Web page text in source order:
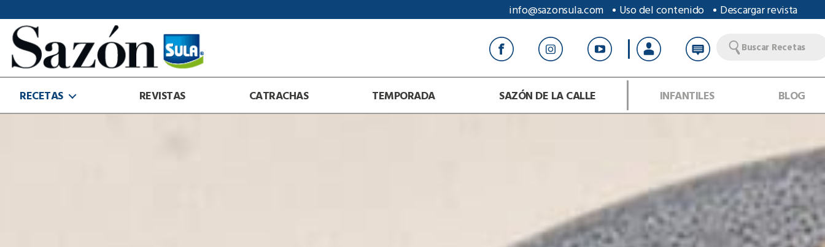
info@sazonsula.com Uso del contenido Descargar revista
Sazón
Sula
Buscar Recetas
RECETAS REVISTAS CATRACHAS TEMPORADA SAZÓN DE LA CALLE INFANTILES BLOG